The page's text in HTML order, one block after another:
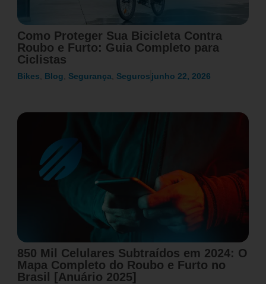
Como Proteger Sua Bicicleta Contra
Roubo e Furto: Guia Completo para
Ciclistas
Bikes Blog Segurança Seguros junho 22, 2026
850 Mil Celulares Subtraídos em 2024: O
Mapa Completo do Roubo e Furto no
Brasil [Anuário 2025]